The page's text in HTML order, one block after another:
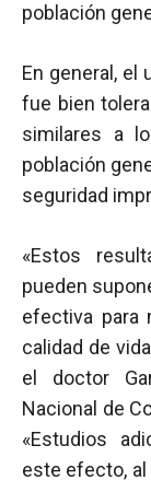
población
En general, el
fue bien
similares a
población
seguridad
«Estos
pueden
efectiva para
calidad de
el doctor
Nacional de
«Estudios
este efecto,